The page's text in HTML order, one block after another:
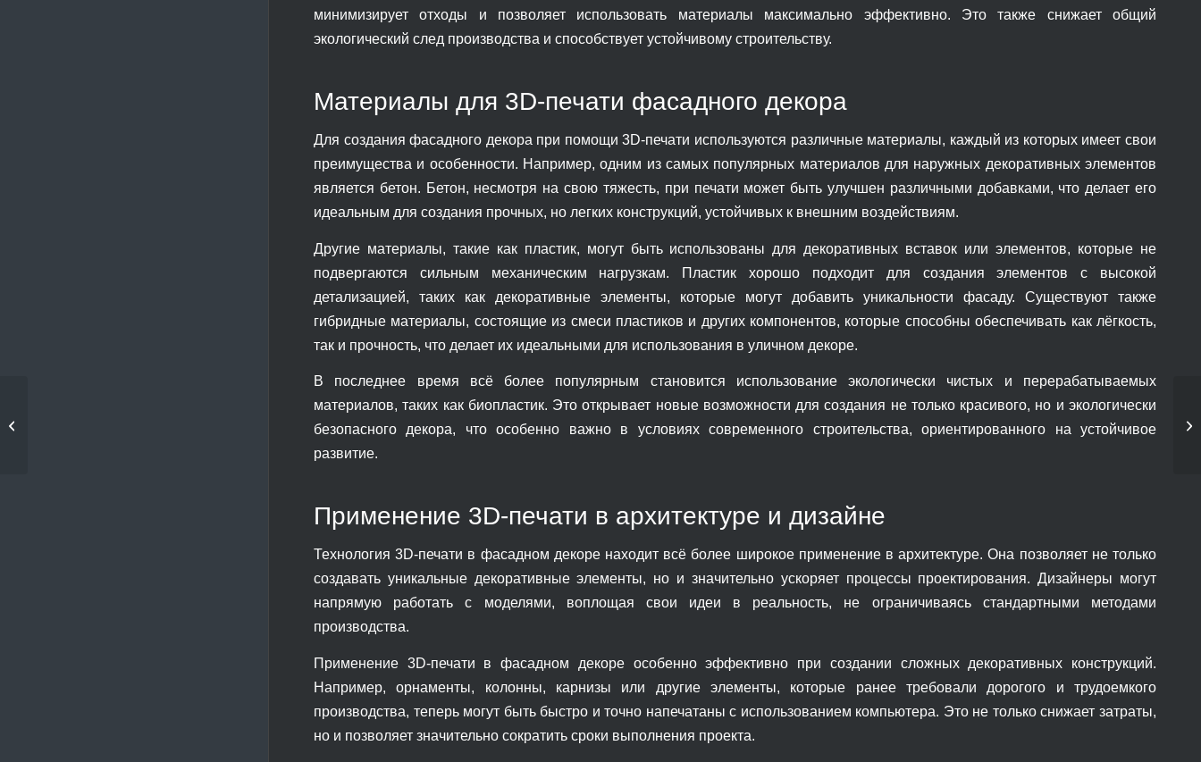
минимизирует отходы и позволяет использовать материалы максимально эффективно. Это также снижает общий
экологический след производства и способствует устойчивому строительству.
Материалы для 3D-печати фасадного декора
Для создания фасадного декора при помощи 3D-печати используются различные материалы, каждый из которых имеет свои
преимущества и особенности. Например, одним из самых популярных материалов для наружных декоративных элементов
является бетон. Бетон, несмотря на свою тяжесть, при печати может быть улучшен различными добавками, что делает его
идеальным для создания прочных, но легких конструкций, устойчивых к внешним воздействиям.
Другие материалы, такие как пластик, могут быть использованы для декоративных вставок или элементов, которые не
подвергаются сильным механическим нагрузкам. Пластик хорошо подходит для создания элементов с высокой
детализацией, таких как декоративные элементы, которые могут добавить уникальности фасаду. Существуют также
гибридные материалы, состоящие из смеси пластиков и других компонентов, которые способны обеспечивать как лёгкость,
так и прочность, что делает их идеальными для использования в уличном декоре.
В последнее время всё более популярным становится использование экологически чистых и перерабатываемых
материалов, таких как биопластик. Это открывает новые возможности для создания не только красивого, но и экологически
безопасного декора, что особенно важно в условиях современного строительства, ориентированного на устойчивое
развитие.
Применение 3D-печати в архитектуре и дизайне
Технология 3D-печати в фасадном декоре находит всё более широкое применение в архитектуре. Она позволяет не только
создавать уникальные декоративные элементы, но и значительно ускоряет процессы проектирования. Дизайнеры могут
напрямую работать с моделями, воплощая свои идеи в реальность, не ограничиваясь стандартными методами
производства.
Применение 3D-печати в фасадном декоре особенно эффективно при создании сложных декоративных конструкций.
Например, орнаменты, колонны, карнизы или другие элементы, которые ранее требовали дорогого и трудоемкого
производства, теперь могут быть быстро и точно напечатаны с использованием компьютера. Это не только снижает затраты,
но и позволяет значительно сократить сроки выполнения проекта.